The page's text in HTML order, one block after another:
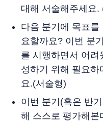
대해 서술해주세요.
다음 분기에 목표를
요할까요? 이번 분
를 시행하면서 어
성하기 위해 필요하
요.(서술형)
이번 분기(혹은 반
해 스스로 평가해본